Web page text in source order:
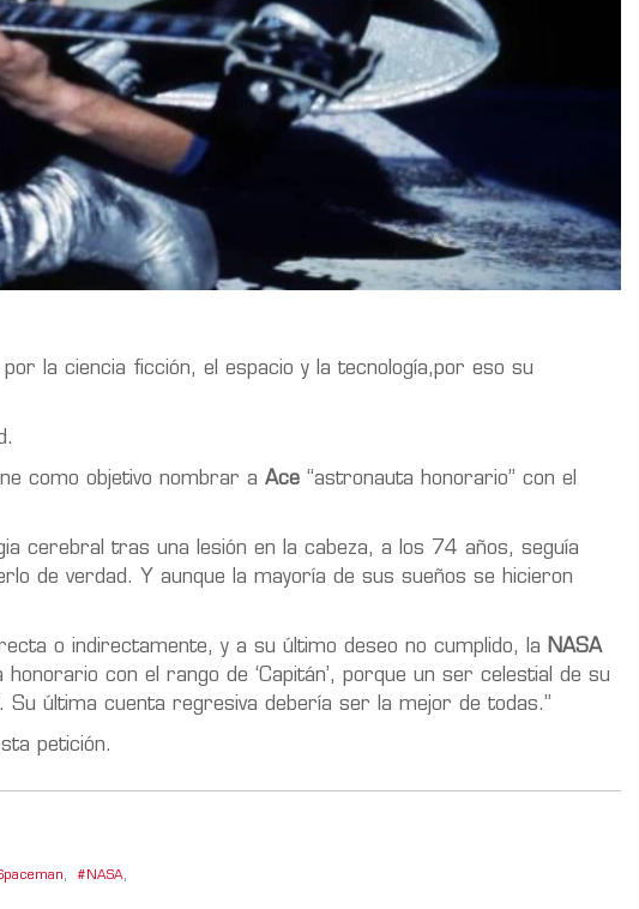
la ciencia ficción, el espacio y la tecnología,por eso su
como objetivo nombrar a Ace “astronauta honorario” con el
cerebral tras una lesión en la cabeza, a los 74 años, seguía
de verdad. Y aunque la mayoría de sus sueños se hicieron
o indirectamente, y a su último deseo no cumplido, la
NASA
con el rango de ‘Capitán’, porque un ser celestial de su
última cuenta regresiva debería ser la mejor de todas.”
petición.
, NASA,